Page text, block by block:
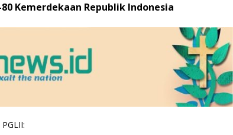
Kemerdekaan Republik Indonesia